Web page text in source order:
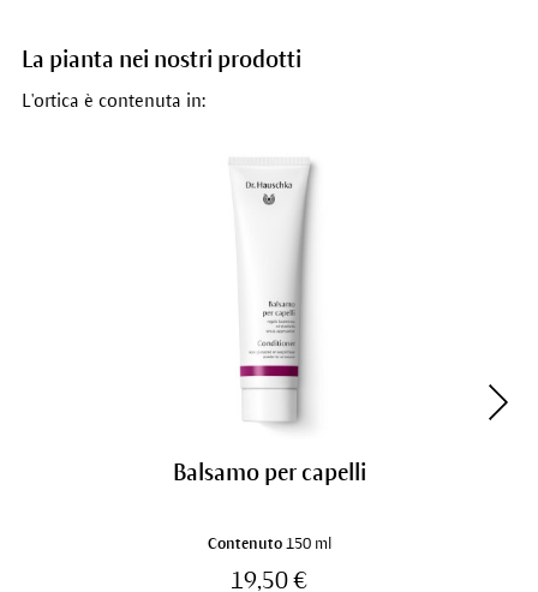
La pianta nei nostri prodotti
L'ortica è contenuta in:
Balsamo per capelli
Contenuto 150 ml
19,50 €